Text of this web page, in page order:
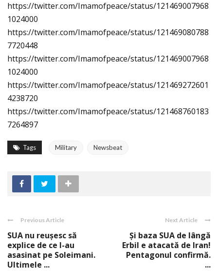
https://twitter.com/Imamofpeace/status/121469007968
1024000
https://twitter.com/Imamofpeace/status/121469080788
7720448
https://twitter.com/Imamofpeace/status/121469007968
1024000
https://twitter.com/Imamofpeace/status/121469272601
4238720
https://twitter.com/Imamofpeace/status/121468760183
7264897
Tags Military Newsbeat
Previous Article
SUA nu reuşesc să
explice de ce l-au
asasinat pe Soleimani.
Ultimele ...
Next Article
Şi baza SUA de lângă
Erbil e atacată de Iran!
Pentagonul confirmă.
...